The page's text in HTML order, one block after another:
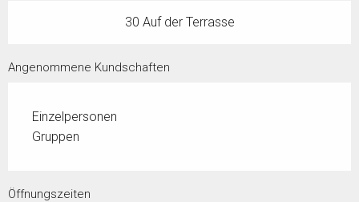
30 Auf der Terrasse
Angenommene Kundschaften
Einzelpersonen
Gruppen
Öffnungszeiten